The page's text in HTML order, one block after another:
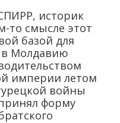
историк
то смысле этот
базой для
в Молдавию
империи летом
войны
форму